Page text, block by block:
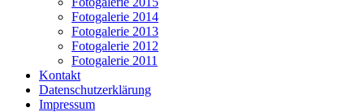
Fotogalerie 2014
Fotogalerie 2013
Fotogalerie 2012
Fotogalerie 2011
Kontakt
Datenschutzerklärung
Impressum